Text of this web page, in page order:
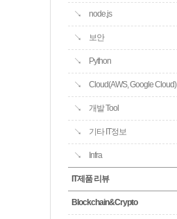
node.js
보안
Python
Cloud(AWS, Google Cloud)
개발 Tool
기타 IT정보
Infra
IT제품 리뷰
Blockchain&Crypto